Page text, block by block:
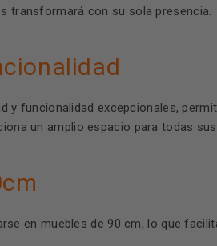
transformará con su sola presencia.
y funcionalidad excepcionales,
un amplio espacio para todas
en muebles de 90 cm, lo que